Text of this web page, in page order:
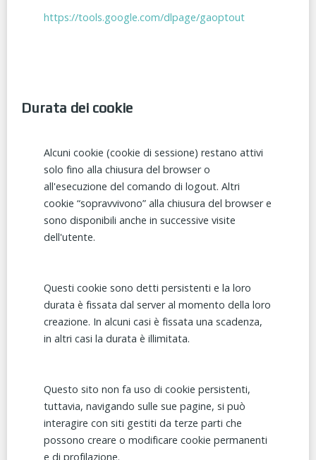
https://tools.google.com/dlpage/gaoptout
Durata dei cookie
Alcuni cookie (cookie di sessione) restano attivi
solo fino alla chiusura del browser o
all'esecuzione del comando di logout. Altri
cookie “sopravvivono” alla chiusura del browser e
sono disponibili anche in successive visite
dell'utente.
Questi cookie sono detti persistenti e la loro
durata è fissata dal server al momento della loro
creazione. In alcuni casi è fissata una scadenza,
in altri casi la durata è illimitata.
Questo sito non fa uso di cookie persistenti,
tuttavia, navigando sulle sue pagine, si può
interagire con siti gestiti da terze parti che
possono creare o modificare cookie permanenti
e di profilazione.